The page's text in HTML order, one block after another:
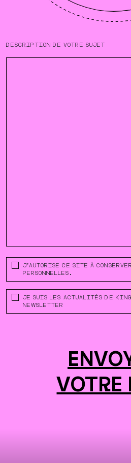
DESCRIPTION DE VOTRE SUJET
TITREJ’AUTORISE CE SITE À
PERSONNELLES.
TITREJE SUIS LES ACTUALITÉS DE
NEWSLETTER